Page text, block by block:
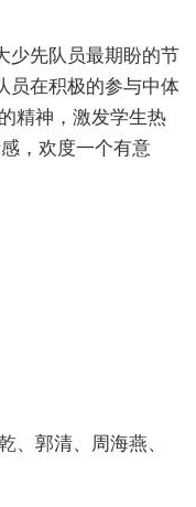
先队员最期盼的节
员在积极的参与中体
精神，激发学生热
，欢度一个有意
郭清、周海燕、